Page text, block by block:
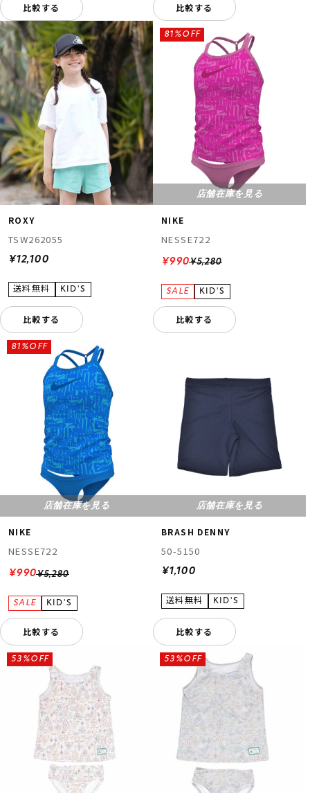
比較する 比較する
ROXY
TSW262055
¥12,100
比較する
店舗在庫を見る
NIKE
NESSE722
¥5,280
81%OFF
¥990
比較する
店舗在庫を見る
NIKE
NESSE722
¥5,280
81%OFF
¥990
比較する
店舗在庫を見る
BRASH DENNY
50-5150
¥1,100
比較する
53%OFF 53%OFF